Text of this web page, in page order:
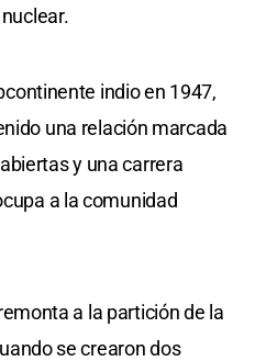
indio en 1947,
una relación marcada
y una carrera
a la comunidad
a la partición de la
se crearon dos